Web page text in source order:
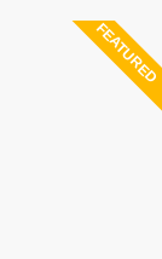
FEATURED